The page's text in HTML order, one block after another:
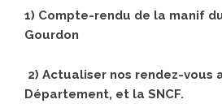
1) Compte-rendu de la manif
Gourdon
2) Actualiser nos rendez-vous
Département, et la SNCF.